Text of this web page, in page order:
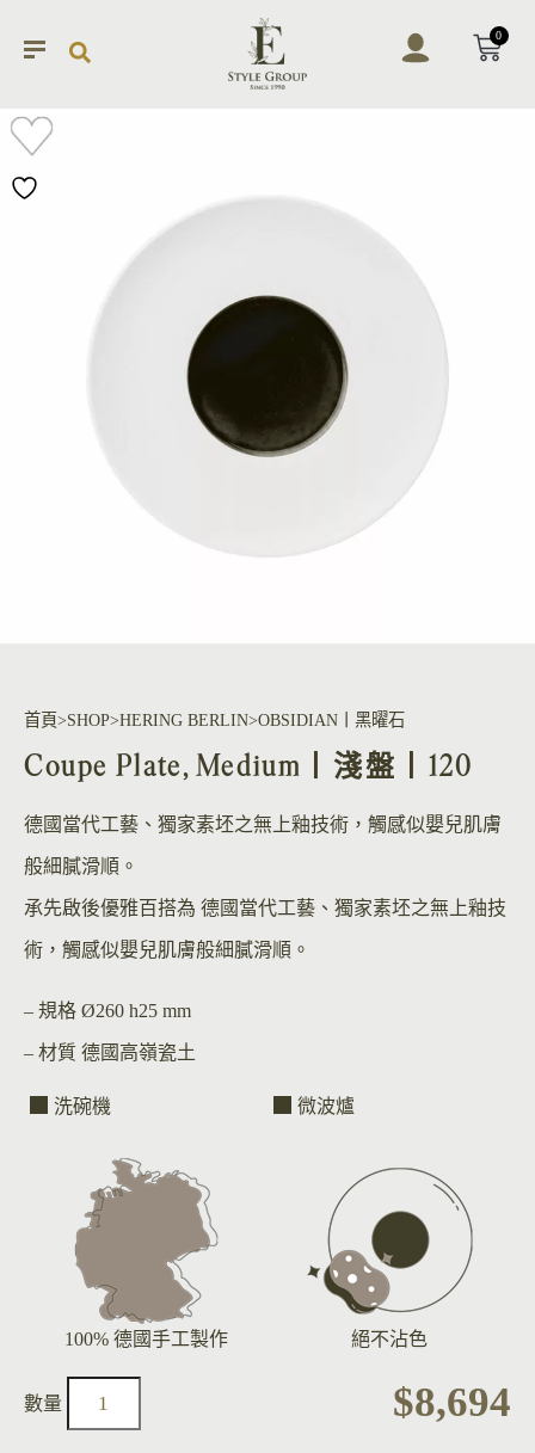
0
首頁 SHOP HERING BERLIN OBSIDIAN丨黑曜石
Coupe Plate, Medium丨淺盤丨120
德國當代工藝、獨家素坯之無上釉技術，觸感似嬰兒肌膚
般細膩滑順。
承先啟後優雅百搭為 德國當代工藝、獨家素坯之無上釉技
術，觸感似嬰兒肌膚般細膩滑順。
– 規格 Ø260 h25 mm
– 材質 德國高嶺瓷土
洗碗機 微波爐
100% 德國手工製作 絕不沾色
$8,694